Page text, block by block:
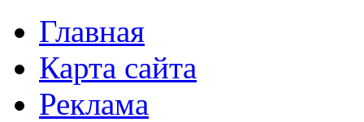
Главная
Карта сайта
Реклама